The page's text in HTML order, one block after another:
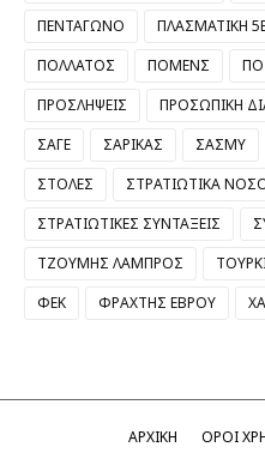
ΠΕΝΤΑΓΩΝΟ
ΠΛΑΣΜΑΤΙΚΗ
ΠΟΛΛΑΤΟΣ
ΠΟΜΕΝΣ
ΠΡΟΣΛΗΨΕΙΣ
ΠΡΟΣΩΠΙΚΗ
ΣΑΓΕ
ΣΑΡΙΚΑΣ ΣΑΣΜΥ
ΣΤΟΛΕΣ
ΣΤΡΑΤΙΩΤΙΚΑ
ΣΤΡΑΤΙΩΤΙΚΕΣ ΣΥΝΤΑΞΕΙΣ
ΤΖΟΥΜΗΣ ΛΑΜΠΡΟΣ
ΦΕΚ
ΦΡΑΧΤΗΣ ΕΒΡΟΥ
ΑΡΧΙΚΗ ΟΡΟΙ